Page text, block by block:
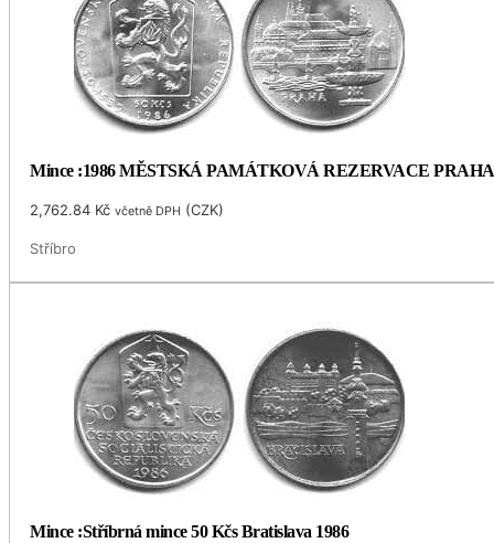
Mince :1986 MĚSTSKÁ PAMÁTKOVÁ REZERVACE PRAHA
2,762.84 Kč včetně DPH (CZK)
Stříbro
Mince :Stříbrná mince 50 Kčs Bratislava 1986